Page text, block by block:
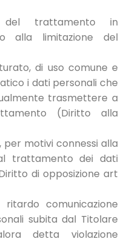
trattamento in
alla limitazione del
di uso comune e
i dati personali che
trasmettere a
(Diritto alla
per motivi connessi alla
trattamento dei dati
di opposizione art
comunicazione
subita dal Titolare
detta violazione